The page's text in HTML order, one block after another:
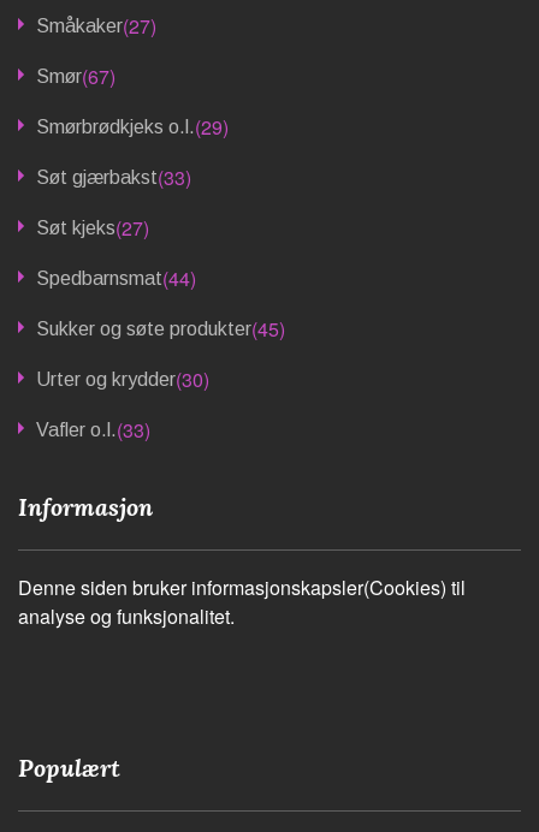
Småkaker(27)
Smør(67)
Smørbrødkjeks o.l.(29)
Søt gjærbakst(33)
Søt kjeks(27)
Spedbarnsmat(44)
Sukker og søte produkter(45)
Urter og krydder(30)
Vafler o.l.(33)
Informasjon
Denne siden bruker informasjonskapsler(Cookies) til
analyse og funksjonalitet.
Populært